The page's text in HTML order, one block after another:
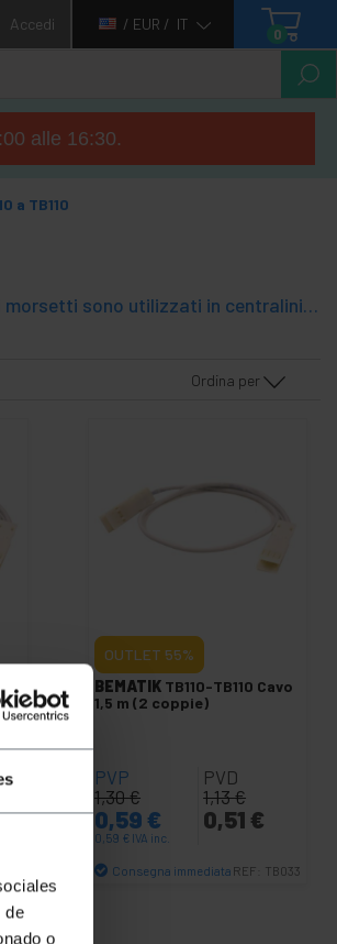
de
o
Accedi / EUR / IT
0
alle 16:30.
a TB110
Blocchi di connessione digitare 110 PABX morsettiera per le applicazioni di telefonia. Questi morsetti sono utilizzati in centralini telefonici e pannelli di permutazione.
Ordina per
OUTLET 55%
BEMATIK TB110-TB110 Cavo
1,5 m (2 coppie)
PVP
1,30€
0,59 €
0,59 € IVA inc.
PVD
1,13€
0,51 €
Consegna immediata REF: TB033